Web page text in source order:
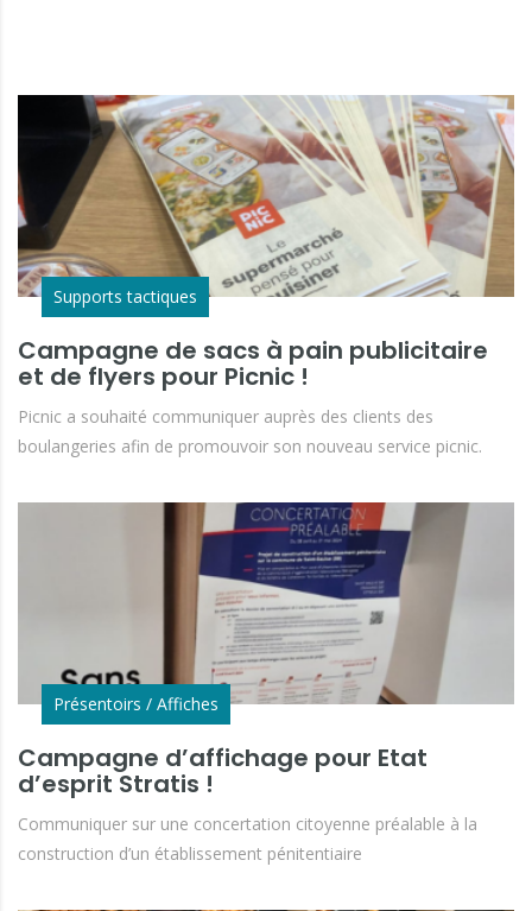
Supports tactiques
Campagne de sacs à pain publicitaire
et de flyers pour Picnic !
Picnic a souhaité communiquer auprès des clients des
boulangeries afin de promouvoir son nouveau service picnic.
Présentoirs / Affiches
Campagne d’affichage pour Etat
d’esprit Stratis !
Communiquer sur une concertation citoyenne préalable à la
construction d’un établissement pénitentiaire